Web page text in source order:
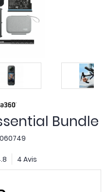
Bundle
4 Avis